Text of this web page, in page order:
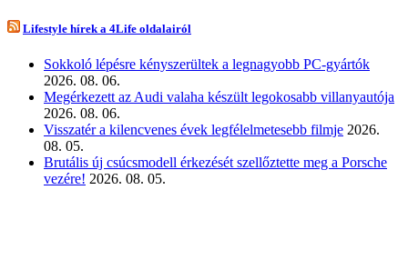
Lifestyle hírek a 4Life oldalairól
Sokkoló lépésre kényszerültek a legnagyobb PC-gyártók
2026. 08. 06.
Megérkezett az Audi valaha készült legokosabb villanyautója
2026. 08. 06.
Visszatér a kilencvenes évek legfélelmetesebb filmje 2026.
08. 05.
Brutális új csúcsmodell érkezését szellőztette meg a Porsche
vezére! 2026. 08. 05.